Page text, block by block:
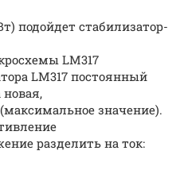
подойдет стабилизатор-
LM317
LM317 постоянный
значение).
разделить на ток: